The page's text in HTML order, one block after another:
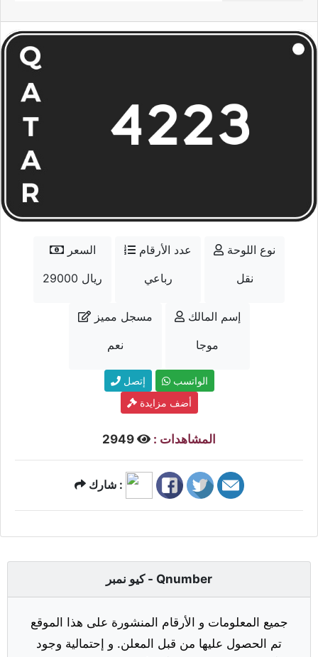
السعر
29000 ريال
عدد الأرقام
رباعي
نوع اللوحة
نقل
مسجل مميز
نعم
إسم المالك
موجا
إتصل
الواتسب
أضف مزايدة
المشاهدات :
شارك :
كيو نمبر - Qnumber
جميع المعلومات و الأرقام المنشورة على هذا الموقع
تم الحصول عليها من قبل المعلن. و إحتمالية وجود